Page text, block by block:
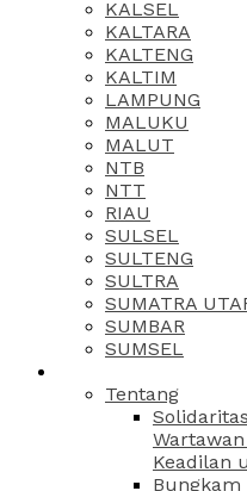
KALSEL
KALTARA
KALTENG
KALTIM
LAMPUNG
MALUKU
MALUT
NTB
NTT
RIAU
SULSEL
SULTENG
SULTRA
SUMATRA
SUMBAR
SUMSEL
Tentang
Keadilan
Bungkam